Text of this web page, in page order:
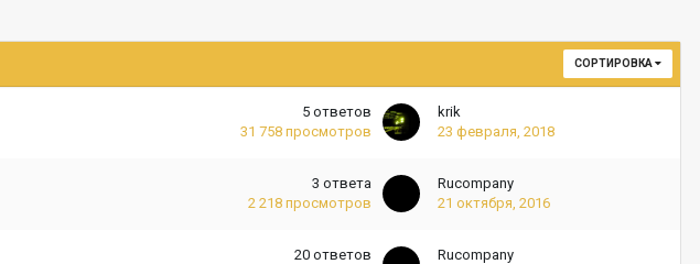
СОРТИРОВКА
5 ответов
31 758 просмотров
krik
23 февраля, 2018
3 ответа
2 218 просмотров
Rucompany
21 октября, 2016
20 ответов
Rucompany